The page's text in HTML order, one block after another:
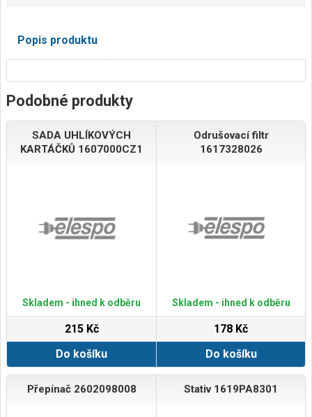
Popis produktu
Podobné produkty
SADA UHLÍKOVÝCH
KARTÁČKŮ 1607000CZ1
Skladem - ihned k odběru
215 Kč
Do košíku
Odrušovací filtr
1617328026
Skladem - ihned k odběru
178 Kč
Do košíku
Přepínač 2602098008 Stativ 1619PA8301